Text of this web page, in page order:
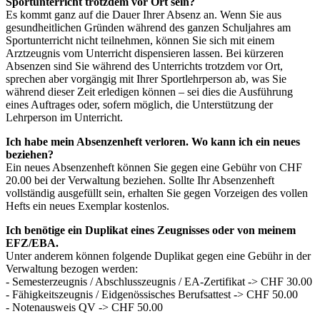
Es kommt ganz auf die Dauer Ihrer Absenz an. Wenn Sie aus
gesundheitlichen Gründen während des ganzen Schuljahres am
Sportunterricht nicht teilnehmen, können Sie sich mit einem
Arztzeugnis vom Unterricht dispensieren lassen. Bei kürzeren
Absenzen sind Sie während des Unterrichts trotzdem vor Ort,
sprechen aber vorgängig mit Ihrer Sportlehrperson ab, was Sie
während dieser Zeit erledigen können – sei dies die Ausführung
eines Auftrages oder, sofern möglich, die Unterstützung der
Lehrperson im Unterricht.
Ich habe mein Absenzenheft verloren. Wo kann ich ein neues
beziehen?
Ein neues Absenzenheft können Sie gegen eine Gebühr von CHF
20.00 bei der Verwaltung beziehen. Sollte Ihr Absenzenheft
vollständig ausgefüllt sein, erhalten Sie gegen Vorzeigen des vollen
Hefts ein neues Exemplar kostenlos.
Ich benötige ein Duplikat eines Zeugnisses oder von meinem
EFZ/EBA.
Unter anderem können folgende Duplikat gegen eine Gebühr in der
Verwaltung bezogen werden:
- Semesterzeugnis / Abschlusszeugnis / EA-Zertifikat -> CHF 30.00
- Fähigkeitszeugnis / Eidgenössisches Berufsattest -> CHF 50.00
- Notenausweis QV -> CHF 50.00